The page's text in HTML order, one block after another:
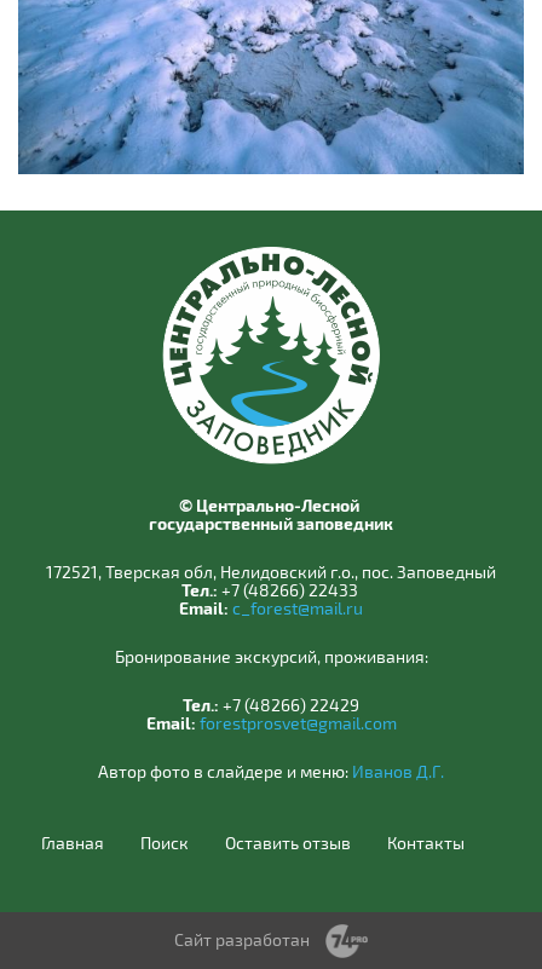
© Центрально-Лесной
государственный заповедник
172521, Тверская обл, Нелидовский г.о., пос. Заповедный
Тел.: +7 (48266) 22433
Email: c_forest@mail.ru
Бронирование экскурсий, проживания:
Тел.: +7 (48266) 22429
Email: forestprosvet@gmail.com
Автор фото в слайдере и меню: Иванов Д.Г.
Главная Поиск Оставить отзыв Контакты
Сайт разработан